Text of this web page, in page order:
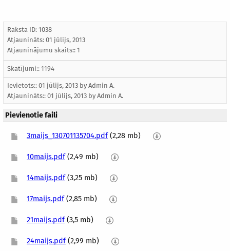
Raksta ID: 1038
Atjaunināts: 01 jūlijs, 2013
Atjauninājumu skaits:: 1
Skatījumi:: 1194
Ievietots:: 01 jūlijs, 2013 by Admin A.
Atjaunināts:: 01 jūlijs, 2013 by Admin A.
Pievienotie faili
3maijs_130701135704.pdf(2,28 mb)
10maijs.pdf(2,49 mb)
14maijs.pdf(3,25 mb)
17maijs.pdf(2,85 mb)
21maijs.pdf(3,5 mb)
24maijs.pdf(2,99 mb)